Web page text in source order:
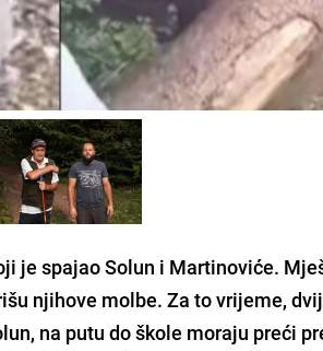
je spajao Solun i Martinoviće.
njihove molbe. Za to vrijeme,
na putu do škole moraju preći